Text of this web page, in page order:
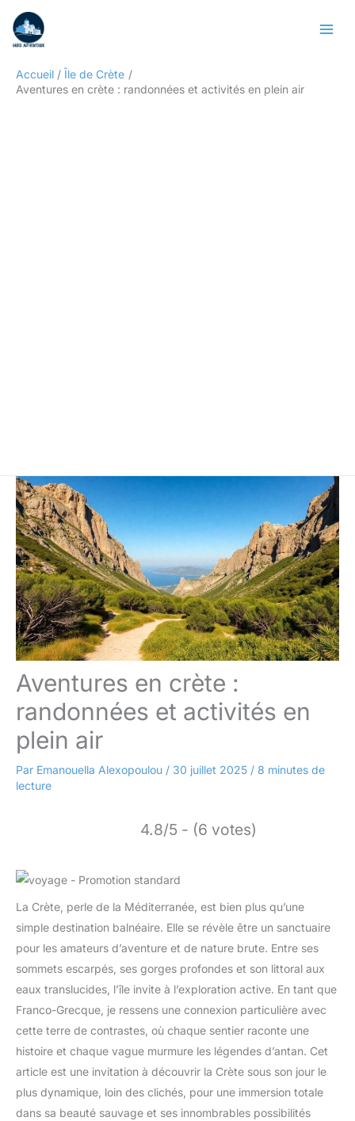
contenu
Accueil
Île de Crète
Aventures en crète : randonnées et activités en plein air
Aventures en crète :
randonnées et activités en
plein air
Par Emanouella Alexopoulou / 30 juillet 2025 / 8 minutes de
lecture
4.8/5 - (6 votes)
La Crète, perle de la Méditerranée, est bien plus qu’une
simple destination balnéaire. Elle se révèle être un sanctuaire
pour les amateurs d’aventure et de nature brute. Entre ses
sommets escarpés, ses gorges profondes et son littoral aux
eaux translucides, l’île invite à l’exploration active. En tant que
Franco-Grecque, je ressens une connexion particulière avec
cette terre de contrastes, où chaque sentier raconte une
histoire et chaque vague murmure les légendes d’antan. Cet
article est une invitation à découvrir la Crète sous son jour le
plus dynamique, loin des clichés, pour une immersion totale
dans sa beauté sauvage et ses innombrables possibilités
Rechercher